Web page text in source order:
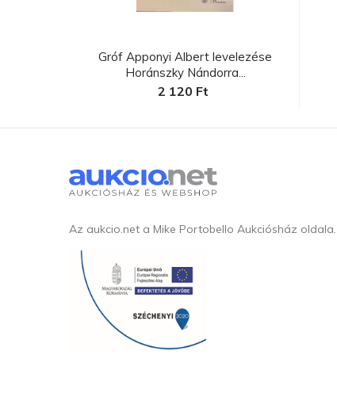
Gróf Apponyi Albert levelezése
Horánszky Nándorra...
2 120 Ft
Az aukcio.net a Mike Portobello Aukciósház oldala.